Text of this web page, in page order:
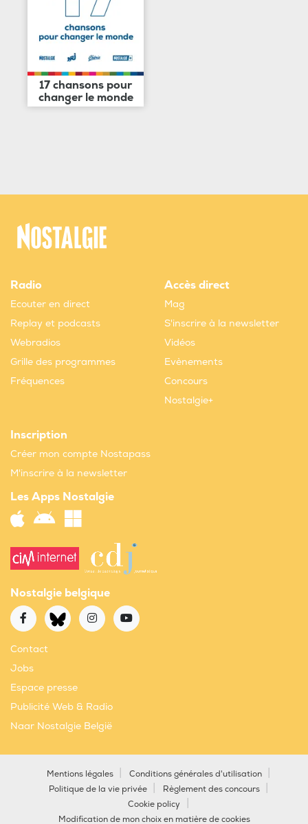
17 chansons pour
changer le monde
Radio
Ecouter en direct
Replay et podcasts
Webradios
Grille des programmes
Fréquences
Accès direct
Mag
S'inscrire à la newsletter
Vidéos
Evènements
Concours
Nostalgie+
Inscription
Créer mon compte Nostapass
M'inscrire à la newsletter
Les Apps Nostalgie
Nostalgie belgique
Contact
Jobs
Espace presse
Publicité Web & Radio
Naar Nostalgie België
Mentions légales
Conditions générales d'utilisation
Politique de la vie privée
Règlement des concours
Cookie policy
Modification de mon choix en matière de cookies